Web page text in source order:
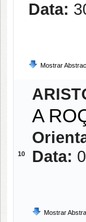
Data:
Mostrar
10
A
Data:
Mostrar